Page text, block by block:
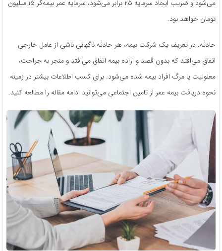
می‌شود و ضریب ایجاد سرمایه ۲۵ برابر می‌شود، سرمایه عمر بیمه‌گر ۱۵ میلیون
تومان خواهد بود.
حادثه: در تعریف یک شرکت بیمه، هر حادثه ناگهانی ناشی از عامل خارجی
اتفاق می‌افتد که بدون قصد و اراده بیمه اتفاق می‌افتد و منجر به جراحت،
معلولیت یا مرگ افراد بیمه‌ شده می‌شود. برای کسب اطلاعات بیشتر در زمینه
نحوه دریافت بیمه عمر از تامین اجتماعی می‌توانید ادامه مقاله را مطالعه کنید.